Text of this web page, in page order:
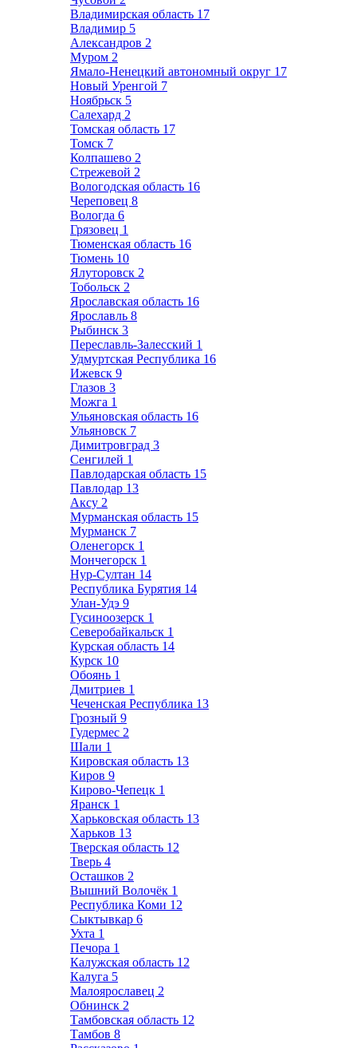
Владимирская область 17
Владимир 5
Александров 2
Муром 2
Ямало-Ненецкий автономный округ 17
Новый Уренгой 7
Ноябрьск 5
Салехард 2
Томская область 17
Томск 7
Колпашево 2
Стрежевой 2
Вологодская область 16
Череповец 8
Вологда 6
Грязовец 1
Тюменская область 16
Тюмень 10
Ялуторовск 2
Тобольск 2
Ярославская область 16
Ярославль 8
Рыбинск 3
Переславль-Залесский 1
Удмуртская Республика 16
Ижевск 9
Глазов 3
Можга 1
Ульяновская область 16
Ульяновск 7
Димитровград 3
Сенгилей 1
Павлодарская область 15
Павлодар 13
Аксу 2
Мурманская область 15
Мурманск 7
Оленегорск 1
Мончегорск 1
Нур-Султан 14
Республика Бурятия 14
Улан-Удэ 9
Гусиноозерск 1
Северобайкальск 1
Курская область 14
Курск 10
Обоянь 1
Дмитриев 1
Чеченская Республика 13
Грозный 9
Гудермес 2
Шали 1
Кировская область 13
Киров 9
Кирово-Чепецк 1
Яранск 1
Харьковская область 13
Харьков 13
Тверская область 12
Тверь 4
Осташков 2
Вышний Волочёк 1
Республика Коми 12
Сыктывкар 6
Ухта 1
Печора 1
Калужская область 12
Калуга 5
Малоярославец 2
Обнинск 2
Тамбовская область 12
Тамбов 8